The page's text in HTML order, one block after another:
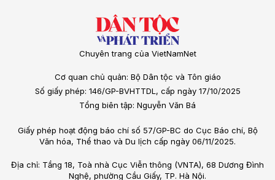
Chuyên trang của VietNamNet
Cơ quan chủ quản: Bộ Dân tộc và Tôn giáo
Số giấy phép: 146/GP-BVHTTDL, cấp ngày 17/10/2025
Tổng biên tập: Nguyễn Văn Bá
Giấy phép hoạt động báo chí số 57/GP-BC do Cục Báo chí, Bộ
Văn hóa, Thể thao và Du lịch cấp ngày 06/11/2025.
Địa chỉ: Tầng 18, Toà nhà Cục Viễn thông (VNTA), 68 Dương Đình
Nghệ, phường Cầu Giấy, TP. Hà Nội.